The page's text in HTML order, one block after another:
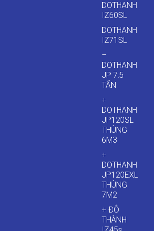
DOTHANH
IZ60SL
DOTHANH
IZ71SL
–
DOTHANH
JP 7.5
TẤN
+
DOTHANH
JP120SL
THÙNG
6M3
+
DOTHANH
JP120EXL
THÙNG
7M2
+ ĐÔ
THÀNH